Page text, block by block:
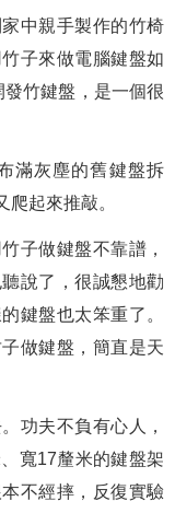
中親手製作的竹椅
子來做電腦鍵盤如
竹鍵盤，是一個很
滿灰塵的舊鍵盤拆
起來推敲。
子做鍵盤不靠譜，
說了，很誠懇地勸
鍵盤也太笨重了。
做鍵盤，簡直是天
功夫不負有心人，
寬17釐米的鍵盤架
不經摔，反復實驗